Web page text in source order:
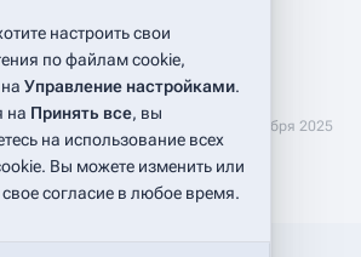
этот файл.
раз была отредактирована 18 декабря 2025
настроить свои
по файлам cookie,
Управление настройками.
на Принять все, вы
на использование всех
Вы можете изменить или
свое согласие в любое время.